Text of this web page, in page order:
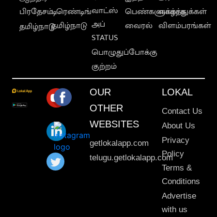
பிரதேசம்
தமிழ்நாடு
டிரெண்டிங்
தமிழ்நாடு
வாட்ஸ்
அப்
STATUS
பொழுதுப்போக்கு
குற்றம்
பெண்களுக்காக
வைரல்
வாழ்த்துக்கள்
விளம்பரங்கள்
OUR
OTHER
WEBSITES
getlokalapp.com
telugu.getlokalapp.com
LOKAL
Contact Us
About Us
Privacy
Policy
Terms &
Conditions
Advertise
with us